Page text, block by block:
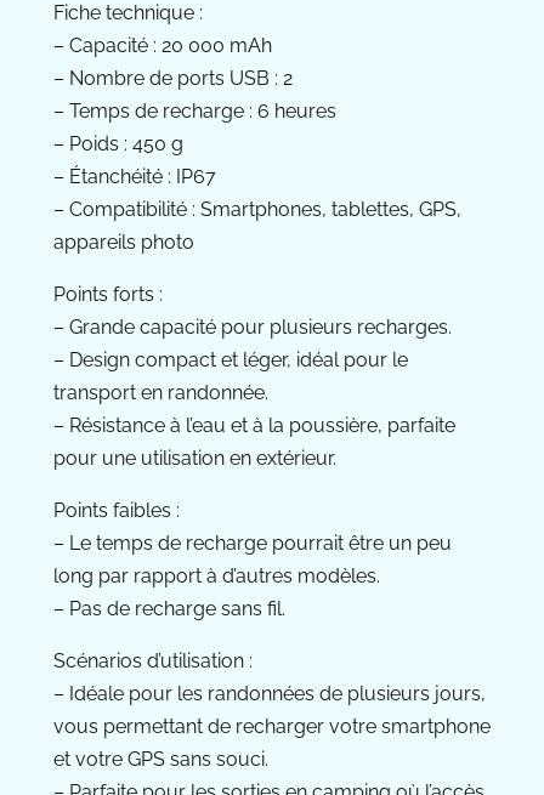
Fiche technique :
– Capacité : 20 000 mAh
– Nombre de ports USB : 2
– Temps de recharge : 6 heures
– Poids : 450 g
– Étanchéité : IP67
– Compatibilité : Smartphones, tablettes, GPS,
appareils photo
Points forts :
– Grande capacité pour plusieurs recharges.
– Design compact et léger, idéal pour le
transport en randonnée.
– Résistance à l’eau et à la poussière, parfaite
pour une utilisation en extérieur.
Points faibles :
– Le temps de recharge pourrait être un peu
long par rapport à d’autres modèles.
– Pas de recharge sans fil.
Scénarios d’utilisation :
– Idéale pour les randonnées de plusieurs jours,
vous permettant de recharger votre smartphone
et votre GPS sans souci.